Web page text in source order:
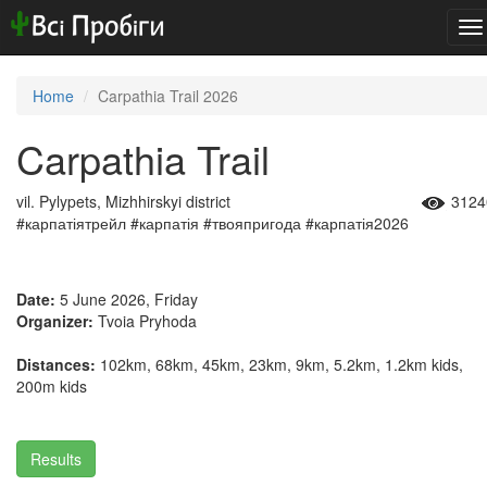
Home Carpathia Trail 2026
Carpathia Trail
vil. Pylypets, Mizhhirskyi district
#карпатіятрейл #карпатія #твояпригода #карпатія2026
Date: 5 June 2026, Friday
Organizer: Tvoia Pryhoda
Distances: 102km, 68km, 45km, 23km, 9km, 5.2km, 1.2km kids,
200m kids
Results